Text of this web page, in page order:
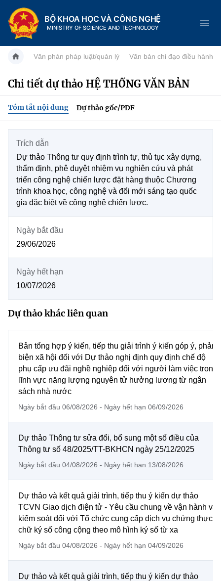
BỘ KHOA HỌC VÀ CÔNG NGHỆ
MINISTRY OF SCIENCE AND TECHNOLOGY
Danh mục
Trang chủ
Giới thiệu
Chức năng nhiệm vụ
Cơ cấu tổ chức
Sở Khoa học và Công nghệ
Tin tức sự kiện
Khoa học và Công nghệ
Chuyển đổi số
Bưu chính, Viễn thông
Sở hữu trí tuệ
Tiêu chuẩn, đo lường, chất lượng
Năng lượng nguyên tử
Tin tổng hợp
Tin địa phương
Dịch vụ công
Hệ thống văn bản
Văn bản QPPL
Lấy ý kiến người dân về dự thảo VBQPPL
MST IOFFICE
Khoa học và Công nghệ
Đổi mới sáng tạo
Bưu chính, Viễn thông
Sở hữu trí tuệ
Tiêu chuẩn, đo lường, chất lượng
Năng lượng nguyên tử
Multimedia
Khác
Infographic
Ảnh
Nhiệm vụ trọng tâm
Chọn ngôn ngữ
Vietnamese English
BỘ KHOA HỌC VÀ CÔNG NGHỆ
MINISTRY OF SCIENCE AND TECHNOLOGY
Điều khoản sử dụng Theo dõi MST: Góp ý
Cơ quan chủ quản: Bộ Khoa học và Công nghệ (MST)
Văn phản pháp luật/quản lý Văn bản chỉ đạo điều hành
Chi tiết dự thảo HỆ THỐNG VĂN BẢN
Tóm tắt nội dung Dự thảo gốc/PDF
Trích dẫn
Dự thảo Thông tư quy định trình tự, thủ tục xây dựng,
thẩm định, phê duyệt nhiệm vụ nghiên cứu và phát
triển công nghệ chiến lược đặt hàng thuộc Chương
trình khoa học, công nghệ và đổi mới sáng tạo quốc
gia đặc biệt về công nghệ chiến lược.
Ngày bắt đầu
29/06/2026
Ngày hết hạn
10/07/2026
Dự thảo khác liên quan
Bản tổng hợp ý kiến, tiếp thu giải trình ý kiến góp ý, phản
biện xã hội đối với Dự thảo nghị định quy định chế độ
phụ cấp ưu đãi nghề nghiệp đối với người làm việc trong
lĩnh vực năng lượng nguyên tử hưởng lương từ ngân
sách nhà nước
Ngày bắt đầu 06/08/2026 - Ngày hết hạn 06/09/2026
Dự thảo Thông tư sửa đổi, bổ sung một số điều của
Thông tư số 48/2025/TT-BKHCN ngày 25/12/2025
Ngày bắt đầu 04/08/2026 - Ngày hết hạn 13/08/2026
Dự thảo và kết quả giải trình, tiếp thu ý kiến dự thảo
TCVN Giao dịch điện tử - Yêu cầu chung về vận hành và
kiểm soát đối với Tổ chức cung cấp dịch vụ chứng thực
chữ ký số công cộng theo mô hình ký số từ xa
Ngày bắt đầu 04/08/2026 - Ngày hết hạn 04/09/2026
Dự thảo và kết quả giải trình, tiếp thu ý kiến dự thảo